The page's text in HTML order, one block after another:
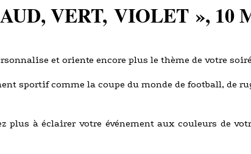
VERT, VIOLET », 10
et oriente encore plus le thème de votre
sportif comme la coupe du monde de football, de
à éclairer votre événement aux couleurs de